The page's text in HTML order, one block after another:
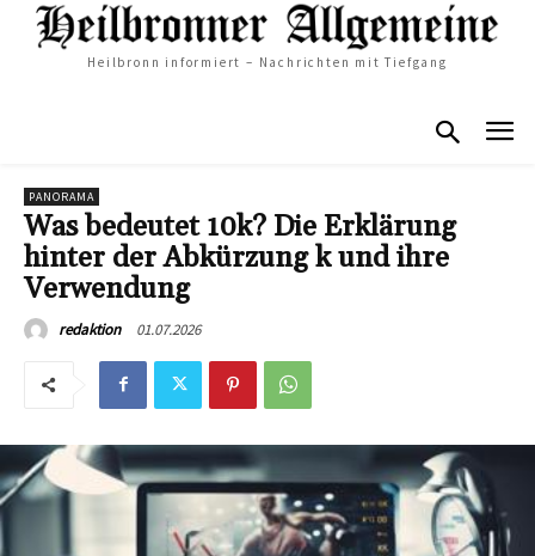
Heilbronn informiert – Nachrichten mit Tiefgang
PANORAMA
Was bedeutet 10k? Die Erklärung
hinter der Abkürzung k und ihre
Verwendung
redaktion 01.07.2026